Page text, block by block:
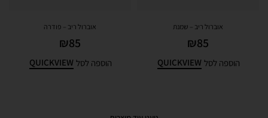
אוברול ריב – שמנת
₪85
הוספה לסל QUICKVIEW
אוברול ריב – פודרה
₪85
הוספה לסל QUICKVIEW